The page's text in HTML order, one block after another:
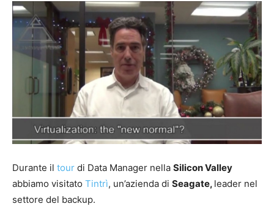
Durante il tour di Data Manager nella Silicon Valley
abbiamo visitato Tintrì, un’azienda di Seagate, leader nel
settore del backup.